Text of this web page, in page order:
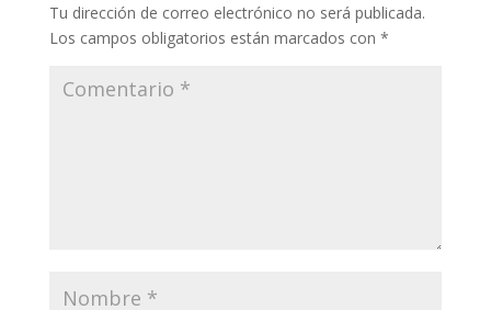
Tu dirección de correo electrónico no será publicada.
Los campos obligatorios están marcados con *